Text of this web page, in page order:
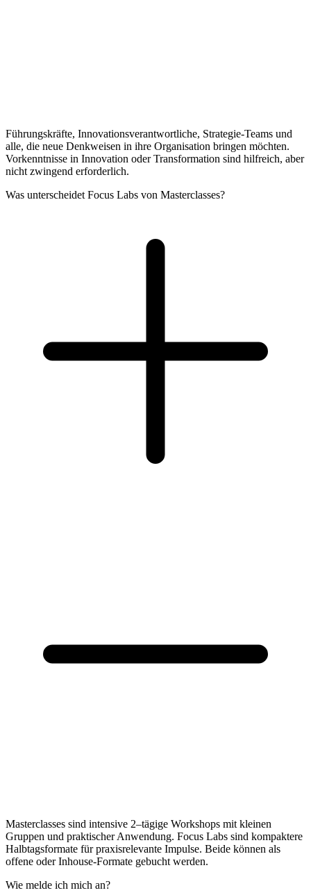
Führungskräfte, Innovationsverantwortliche, Strategie-Teams und
alle, die neue Denkweisen in ihre Organisation bringen möchten.
Vorkenntnisse in Innovation oder Transformation sind hilfreich, aber
nicht zwingend erforderlich.
Was unterscheidet Focus Labs von Masterclasses?
Masterclasses sind intensive 2–tägige Workshops mit kleinen
Gruppen und praktischer Anwendung. Focus Labs sind kompaktere
Halbtagsformate für praxisrelevante Impulse. Beide können als
offene oder Inhouse-Formate gebucht werden.
Wie melde ich mich an?